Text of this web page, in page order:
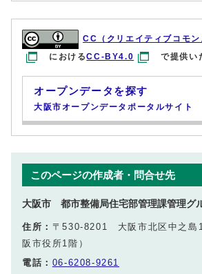
CC（クリエイティブコモン
におけるCC-BY4.0 で提供い
オープンデータを探す
大阪市オープンデータポータルサイト
このページの作成者・問合せ先
大阪市 都市整備局住宅部管理課管理グ
住所： 〒530-8201 大阪市北区中之島
阪市役所1階）
電話： 06-6208-9261